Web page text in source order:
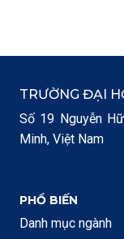
TRƯỜNG ĐẠI
Số 19 Nguyễn
Minh, Việt Nam
PHỔ BIẾN
Danh mục ngành